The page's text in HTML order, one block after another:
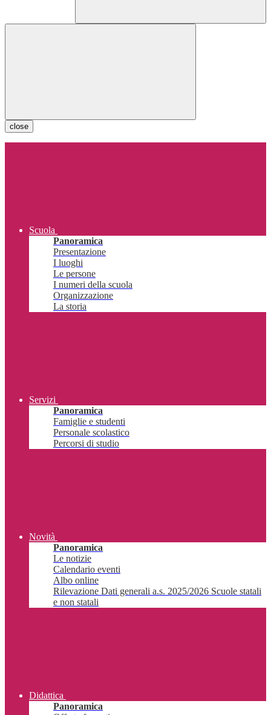
close
Scuola
Panoramica
Presentazione
I luoghi
Le persone
I numeri della scuola
Organizzazione
La storia
Servizi
Panoramica
Famiglie e studenti
Personale scolastico
Percorsi di studio
Novità
Panoramica
Le notizie
Calendario eventi
Albo online
Rilevazione Dati generali a.s. 2025/2026 Scuole statali
e non statali
Didattica
Panoramica